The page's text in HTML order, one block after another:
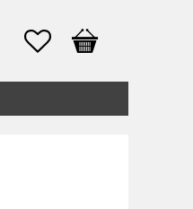
Favoriter
Kundvagn